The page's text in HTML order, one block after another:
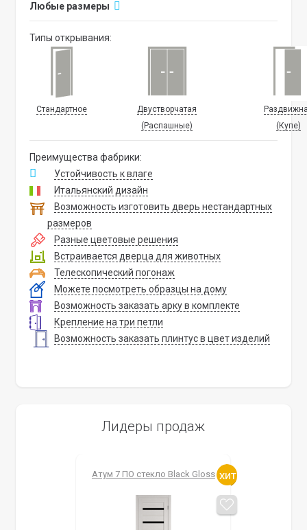
Любые размеры
Типы открывания:
Стандартное
Двустворчатая
(Распашные)
(Купе)
Преимущества фабрики:
Устойчивость к влаге
Итальянский дизайн
Возможность изготовить дверь нестандартных
размеров
Разные цветовые решения
Встраивается дверца для животных
Телескопический погонаж
Можете посмотреть образцы на дому
Возможность заказать арку в комплекте
Крепление на три петли
Возможность заказать плинтус в цвет изделий
Лидеры продаж
Атум 7 ПО стекло Black Gloss